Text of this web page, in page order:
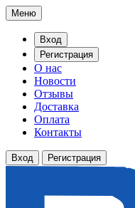
Меню
Вход
Регистрация
О нас
Новости
Отзывы
Доставка
Оплата
Контакты
Вход Регистрация